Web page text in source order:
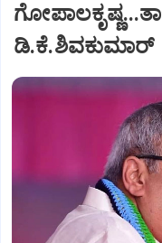
ಡಿ.ಕೆ.ಶಿವಕುಮಾರ್